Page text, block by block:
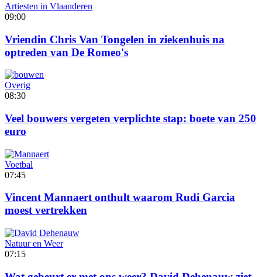
Artiesten in Vlaanderen
09:00
Vriendin Chris Van Tongelen in ziekenhuis na
optreden van De Romeo's
Overig
08:30
Veel bouwers vergeten verplichte stap: boete van 250
euro
Voetbal
07:45
Vincent Mannaert onthult waarom Rudi Garcia
moest vertrekken
Natuur en Weer
07:15